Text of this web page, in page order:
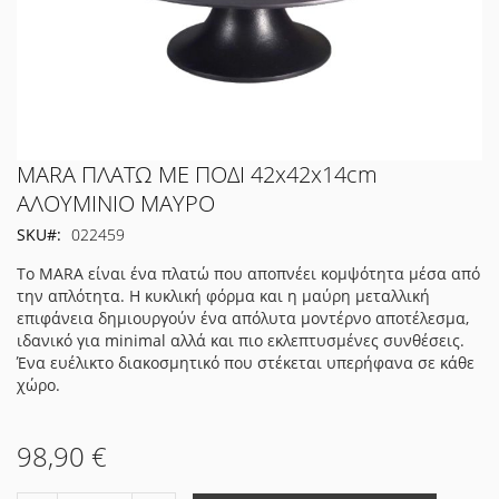
Μετάβαση
στην
αρχή
της
εικόνων
MARA ΠΛΑΤΩ ΜΕ ΠΟΔΙ 42x42x14cm
ΑΛΟΥΜΙΝΙΟ ΜΑΥΡΟ
SKU
022459
Το MARA είναι ένα πλατώ που αποπνέει κομψότητα μέσα από
την απλότητα. Η κυκλική φόρμα και η μαύρη μεταλλική
επιφάνεια δημιουργούν ένα απόλυτα μοντέρνο αποτέλεσμα,
ιδανικό για minimal αλλά και πιο εκλεπτυσμένες συνθέσεις.
Ένα ευέλικτο διακοσμητικό που στέκεται υπερήφανα σε κάθε
χώρο.
98,90 €